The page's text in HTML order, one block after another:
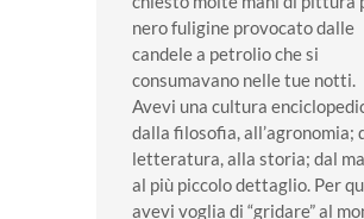
nero fuligine provocato dalle
candele a petrolio che si
consumavano nelle tue notti.
Avevi una cultura
dalla filosofia, all’agronomia;
letteratura, alla storia; dal
al più piccolo dettaglio. Per
avevi voglia di “gridare” al